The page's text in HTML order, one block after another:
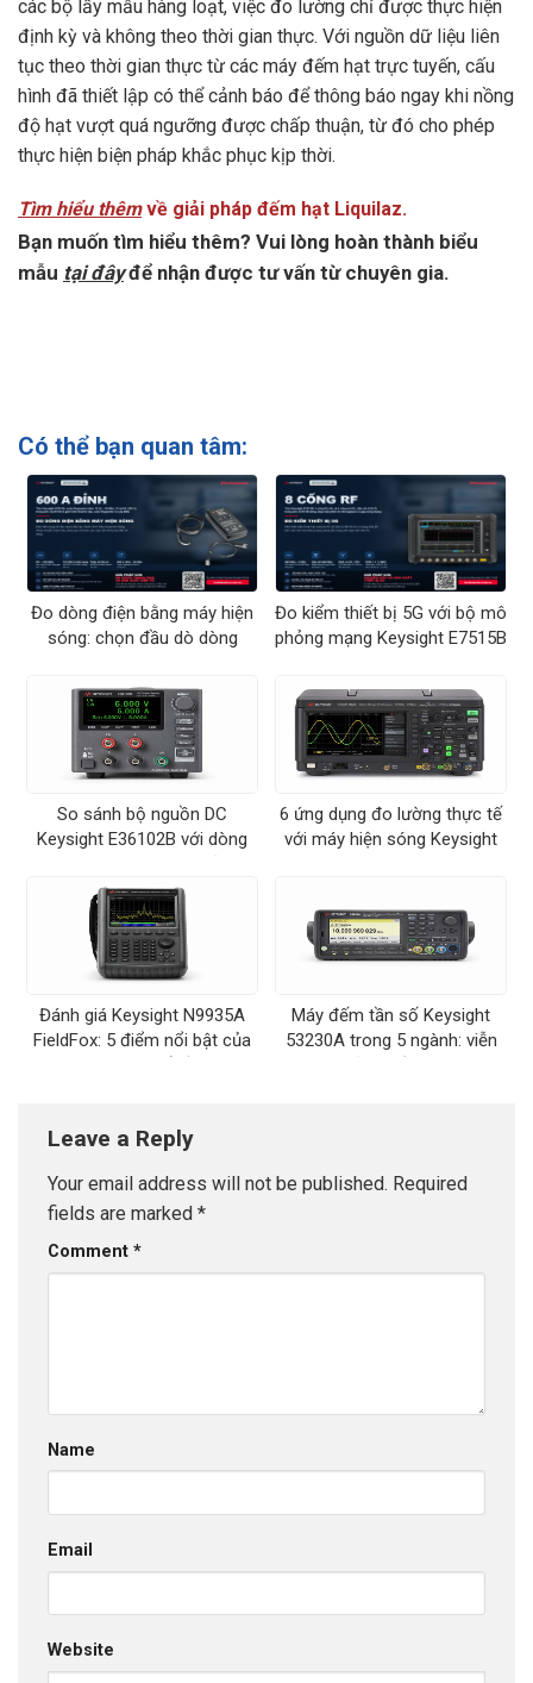
các bộ lấy mẫu hàng loạt, việc đo lường chỉ được thực hiện
định kỳ và không theo thời gian thực. Với nguồn dữ liệu liên
tục theo thời gian thực từ các máy đếm hạt trực tuyến, cấu
hình đã thiết lập có thể cảnh báo để thông báo ngay khi nồng
độ hạt vượt quá ngưỡng được chấp thuận, từ đó cho phép
thực hiện biện pháp khắc phục kịp thời.
Tìm hiểu thêmvề giải pháp đếm hạt Liquilaz.
Bạn muốn tìm hiểu thêm? Vui lòng hoàn thành biểu
mẫu tại đâyđể nhận được tư vấn từ chuyên gia.
Có thể bạn quan tâm:
Đo dòng điện bằng máy hiện
sóng: chọn đầu dò dòng
Đo kiểm thiết bị 5G với bộ mô
phỏng mạng Keysight E7515B
So sánh bộ nguồn DC
Keysight E36102B với dòng
và dòng
6 ứng dụng đo lường thực tế
với máy hiện sóng Keysight
Đánh giá Keysight N9935A
FieldFox: 5 điểm nổi bật của
Máy đếm tần số Keysight
53230A trong 5 ngành: viễn
Leave a Reply
Your email address will not be published. Required
fields are marked *
Comment *
Name
Email
Website